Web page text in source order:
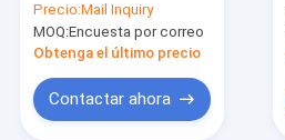
CW-7800 26000W
Gran capacidad de
refrigeración Alta
Precio:Mail Inquiry
MOQ:Encuesta por correo
Obtenga el último precio
Contactar ahora